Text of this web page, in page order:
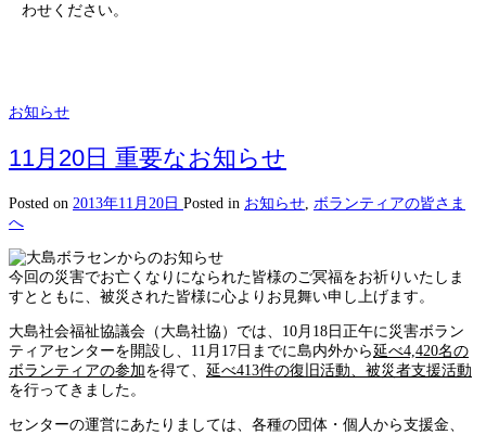
わせください。
お知らせ
11月20日 重要なお知らせ
Posted on 2013年11月20日 Posted in お知らせ, ボランティアの皆さま
へ
今回の災害でお亡くなりになられた皆様のご冥福をお祈りいたしま
すとともに、被災された皆様に心よりお見舞い申し上げます。
大島社会福祉協議会（大島社協）では、10月18日正午に災害ボラン
ティアセンターを開設し、11月17日までに島内外から 延べ4,420名の
ボランティアの参加を得て、 延べ413件の復旧活動、被災者支援活動
を行ってきました。
センターの運営にあたりましては、各種の団体・個人から支援金、